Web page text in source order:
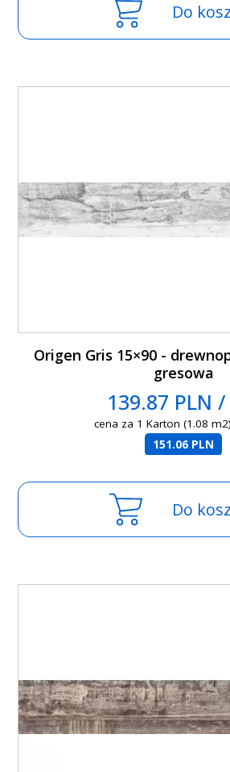
Do
Origen Gris 15×90 -
gresowa
139.87 PLN
cena za 1 Karton (1.08
151.06 PLN
Do